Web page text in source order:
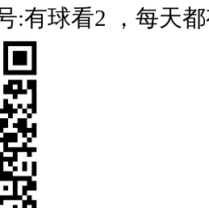
:有球看2 ，每天